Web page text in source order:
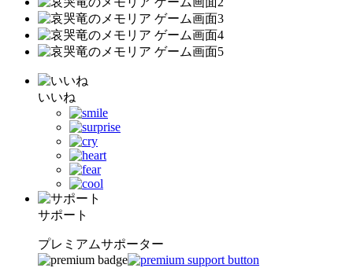
いいね
サポート
プレミアムサポーター